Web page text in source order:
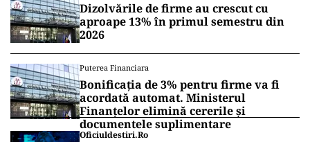
Dizolvările de firme au crescut cu
aproape 13% în primul semestru din
2026
Puterea Financiara
Bonificația de 3% pentru firme va fi
acordată automat. Ministerul
Finanțelor elimină cererile și
documentele suplimentare
Oficiuldestiri.ro